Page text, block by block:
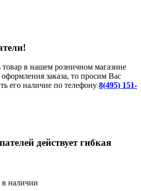
товар в нашем розничном магазине
оформления заказа, то просим Вас
его наличие по телефону 8(495) 151-
действует гибкая
в наличии